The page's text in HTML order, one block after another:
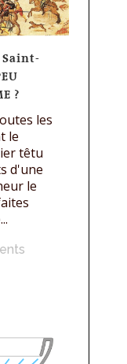
?
les
le
têtu
d'une
le